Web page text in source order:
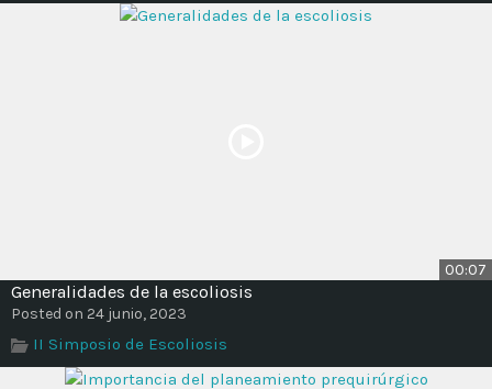
00:07
Generalidades de la escoliosis
Posted on 24 junio, 2023
II Simposio de Escoliosis